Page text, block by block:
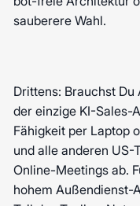
sauberere Wahl.
Drittens: Brauchst
der einzige KI-Sales-
Fähigkeit per Laptop
und alle anderen
Online-Meetings ab.
hohem Außendienst-